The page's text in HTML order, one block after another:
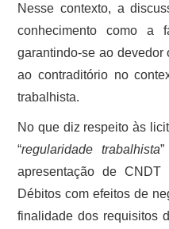
Nesse contexto, a
conhecimento como a
garantindo-se ao
ao contraditório no
trabalhista.
No que diz respeito às
“regularidade trabalhista
apresentação de
Débitos com efeitos de
finalidade dos requisitos